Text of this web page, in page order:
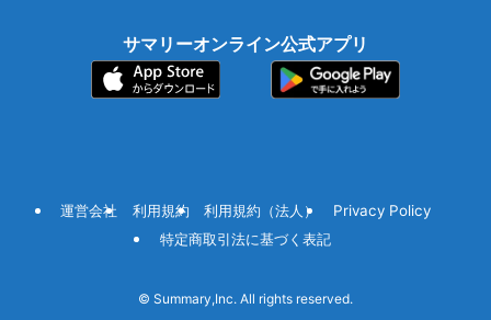
サマリーオンライン公式アプリ
運営会社 利用規約 利用規約（法人）
Privacy Policy
特定商取引法に基づく表記
© Summary,Inc. All rights reserved.